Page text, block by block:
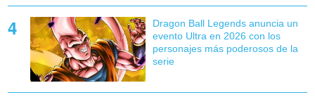
Dragon Ball Legends anuncia un
evento Ultra en 2026 con los
personajes más poderosos de la
serie